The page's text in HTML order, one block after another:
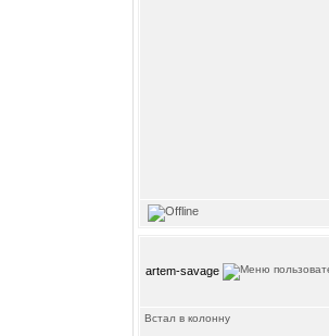
artem-savage
Встал в колонну